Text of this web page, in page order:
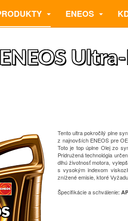
ENEOS
Tento ultra pokročilý plne
z najnovších ENEOS pre
Toto je top úplne Olej zo
Pridružená technológia
dlhú životnosť motora,
s vysokým indexom
znížené emisie, ktoré
Špecifikácie a schválenie: